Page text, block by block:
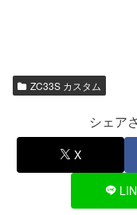
ZC33S カスタム
シェア
X